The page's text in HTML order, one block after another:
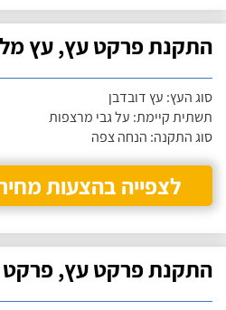
התקנת פרקט עץ, עץ
סוג העץ: עץ דובדבן
תשתית קיימת: על גבי מרצפות
סוג התקנה: הנחה צפה
לצפייה בהצעות
התקנת פרקט עץ, פרקט